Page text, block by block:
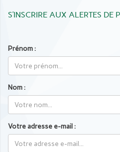
S’INSCRIRE AUX ALERTES DE
Prénom :
Nom :
Votre adresse e-mail :